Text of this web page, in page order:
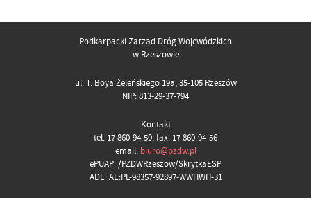
Podkarpacki Zarząd Dróg Wojewódzkich
w Rzeszowie
ul. T. Boya Żeleńskiego 19a, 35-105 Rzeszów
NIP: 813-29-37-794
Kontakt
tel. 17 860-94-50; fax. 17 860-94-56
email: biuro@pzdw.pl
ePUAP: /PZDWRzeszow/SkrytkaESP
ADE: AE:PL-98357-92897-WWHWH-31